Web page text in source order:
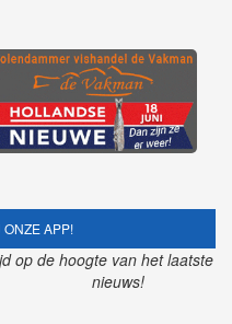
APP!
op de hoogte van het laatste
nieuws!